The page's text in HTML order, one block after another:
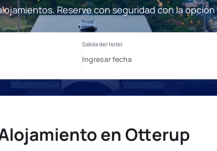
Reserve con seguridad con la
en Otterup